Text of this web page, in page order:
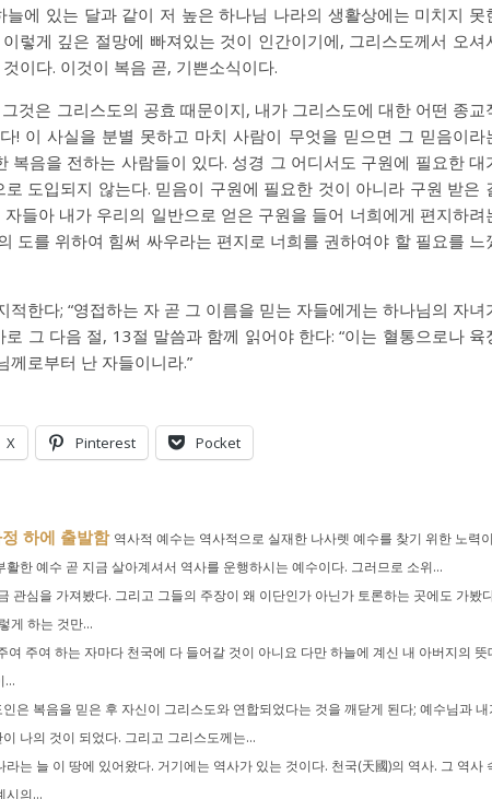
에 있는 달과 같이 저 높은 하나님 나라의 생활상에는 미치지 못
렇게 깊은 절망에 빠져있는 것이 인간이기에, 그리스도께서 오셔
이다. 이것이 복음 곧, 기쁜소식이다.
것은 그리스도의 공효 때문이지, 내가 그리스도에 대한 어떤 종교
! 이 사실을 분별 못하고 마치 사람이 무엇을 믿으면 그 믿음이라
복음을 전하는 사람들이 있다. 성경 그 어디서도 구원에 필요한 대
도입되지 않는다. 믿음이 구원에 필요한 것이 아니라 구원 받은
들아 내가 우리의 일반으로 얻은 구원을 들어 너희에게 편지하려
도를 위하여 힘써 싸우라는 편지로 너희를 권하여야 할 필요를 느
한다; “영접하는 자 곧 그 이름을 믿는 자들에게는 하나님의 자녀
그 다음 절, 13절 말씀과 함께 읽어야 한다: “이는 혈통으로나 육
께로부터 난 자들이니라.”
X Pinterest Pocket
하에 출발함 역사적 예수는 역사적으로 실재한 나사렛 예수를 찾기 위한 노력이
한 예수 곧 지금 살아계셔서 역사를 운행하시는 예수이다. 그러므로 소위...
관심을 가져봤다. 그리고 그들의 주장이 왜 이단인가 아닌가 토론하는 곳에도 가봤
게 하는 것만...
여 주여 하는 자마다 천국에 다 들어갈 것이 아니요 다만 하늘에 계신 내 아버지의 뜻
...
은 복음을 믿은 후 자신이 그리스도와 연합되었다는 것을 깨닫게 된다; 예수님과 내
나의 것이 되었다. 그리고 그리스도께는...
는 늘 이 땅에 있어왔다. 거기에는 역사가 있는 것이다. 천국(天國)의 역사. 그 역사
시의...